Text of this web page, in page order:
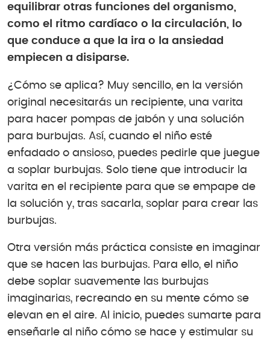
equilibrar otras funciones del organismo,
como el ritmo cardíaco o la circulación, lo
que conduce a que la ira o la ansiedad
empiecen a disiparse.
¿Cómo se aplica? Muy sencillo, en la versión
original necesitarás un recipiente, una varita
para hacer pompas de jabón y una solución
para burbujas. Así, cuando el niño esté
enfadado o ansioso, puedes pedirle que juegue
a soplar burbujas. Solo tiene que introducir la
varita en el recipiente para que se empape de
la solución y, tras sacarla, soplar para crear las
burbujas.
Otra versión más práctica consiste en imaginar
que se hacen las burbujas. Para ello, el niño
debe soplar suavemente las burbujas
imaginarias, recreando en su mente cómo se
elevan en el aire. Al inicio, puedes sumarte para
enseñarle al niño cómo se hace y estimular su